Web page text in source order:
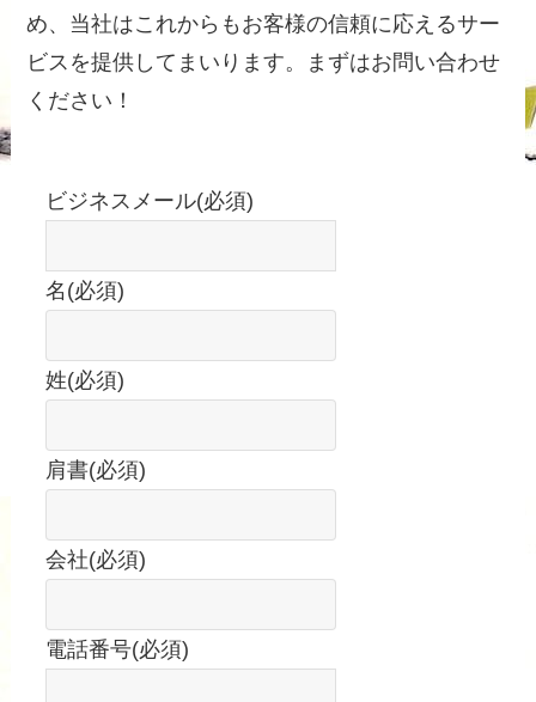
め、当社はこれからもお客様の信頼に応えるサー
ビスを提供してまいります。まずはお問い合わせ
ください！
ビジネスメール(必須)
名 (必須)
姓(必須)
肩書(必須)
会社(必須)
電話番号(必須)